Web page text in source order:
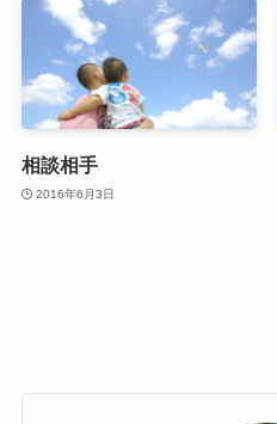
相談相手
2016年6月3日